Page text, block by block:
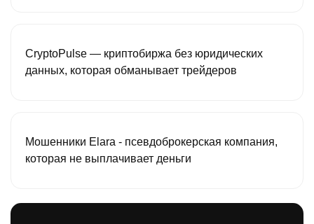
CryptoPulse — криптобиржа без юридических
данных, которая обманывает трейдеров
Мошенники Elara - псевдоброкерская компания,
которая не выплачивает деньги